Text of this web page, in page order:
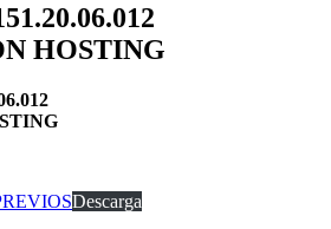
HOSTING
Descarga